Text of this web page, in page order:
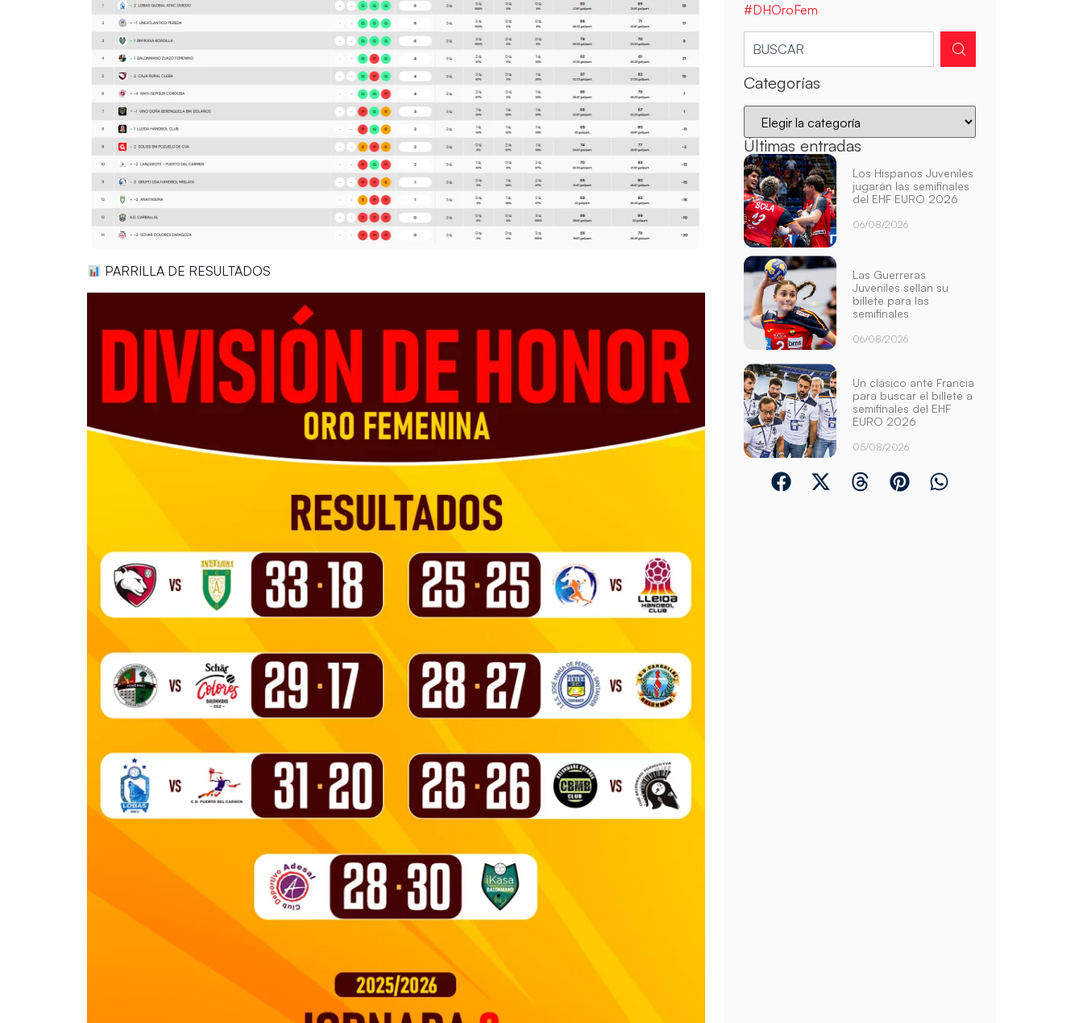
PARRILLA DE RESULTADOS
#DHOroFem
Categorías
Últimas entradas
Los Hispanos Juveniles
jugarán las semifinales
del EHF EURO 2026
06/08/2026
Las Guerreras
Juveniles sellan su
billete para las
semifinales
06/08/2026
Un clásico ante Francia
para buscar el billete a
semifinales del EHF
EURO 2026
05/08/2026